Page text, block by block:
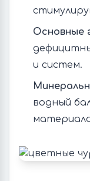
Основные
и систем.
водный